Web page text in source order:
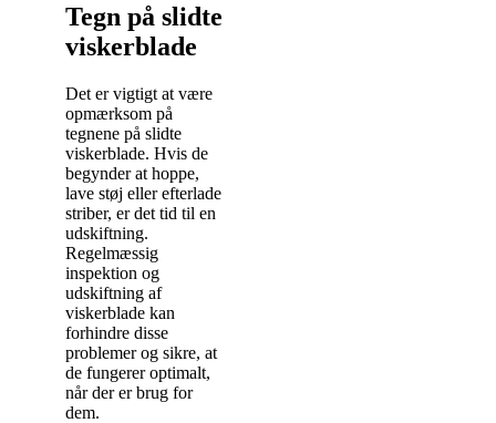
Tegn på slidte
viskerblade
Det er vigtigt at være
opmærksom på
tegnene på slidte
viskerblade. Hvis de
begynder at hoppe,
lave støj eller efterlade
striber, er det tid til en
udskiftning.
Regelmæssig
inspektion og
udskiftning af
viskerblade kan
forhindre disse
problemer og sikre, at
de fungerer optimalt,
når der er brug for
dem.